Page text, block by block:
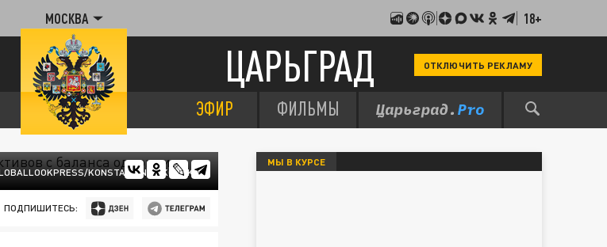
МОСКВА 18+
ЦАРЬГРАД ОТКЛЮЧИТЬ РЕКЛАМУ
ЭФИР ФИЛЬМЫ
KONSTANTIN KOKOSHKIN
ПОДПИШИТЕСЬ:
МЫ В КУРСЕ